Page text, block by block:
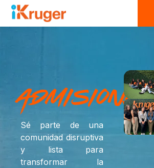
Sé parte de una
comunidad disruptiva
y lista para
transformar la